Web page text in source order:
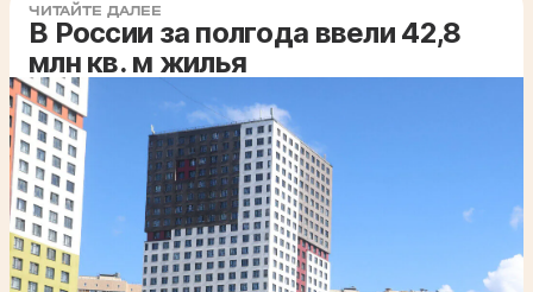
ЧИТАЙТЕ ДАЛЕЕ
В России за полгода ввели 42,8
млн кв. м жилья